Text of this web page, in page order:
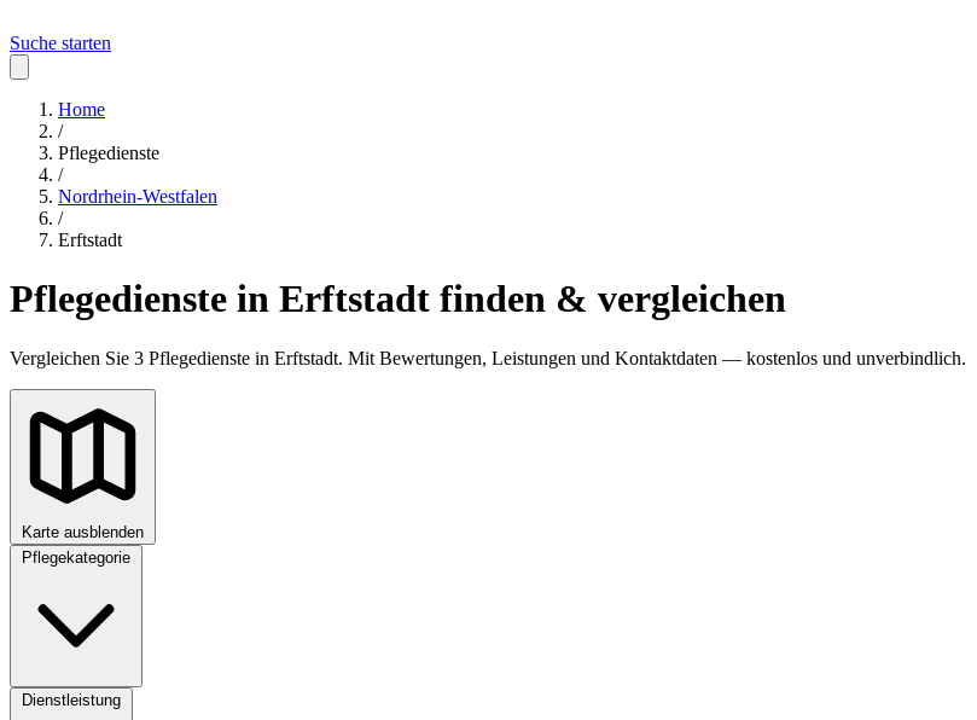
Suche starten
Home
/
Pflegedienste
/
Nordrhein-Westfalen
/
Erftstadt
Pflegedienste in Erftstadt finden & vergleichen
Vergleichen Sie 3 Pflegedienste in Erftstadt. Mit Bewertungen, Leistungen und Kontaktdaten — kostenlos und unverbindlich.
Karte ausblenden
−
Pflegekategorie
Dienstleistung